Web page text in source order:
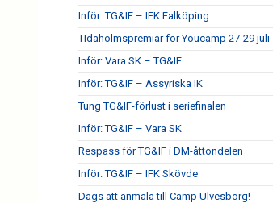
Inför: TG&IF – IFK Falköping
TIdaholmspremiär för Youcamp 27-29 juli
Inför: Vara SK – TG&IF
Inför: TG&IF – Assyriska IK
Tung TG&IF-förlust i seriefinalen
Inför: TG&IF – Vara SK
Respass för TG&IF i DM-åttondelen
Inför: TG&IF – IFK Skövde
Dags att anmäla till Camp Ulvesborg!